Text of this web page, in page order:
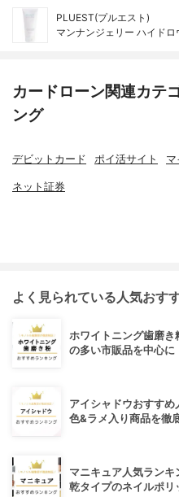
PLUEST(プルエスト)
マンナンジェリー ハイドロ
カードローン関連カテ
ング
デビットカード ポイ活サイト
ネット証券
よく見られている人気おす
ホワイトニング歯磨き
の多い市販品を中心に
アイシャドウおすす
色&ラメ入り商品を徹
マニキュア人気ラン
乾タイプのネイルポリ